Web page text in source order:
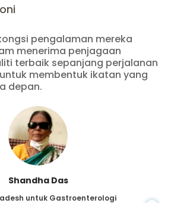
pengalaman mereka
menerima penjagaan
terbaik sepanjang perjalanan
membentuk ikatan yang
depan.
Shandha Das
untuk Gastroenterologi